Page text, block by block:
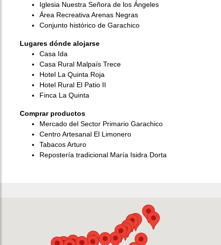
Iglesia Nuestra Señora de los Ángeles
Área Recreativa Arenas Negras
Conjunto histórico de Garachico
Lugares dónde alojarse
Casa Ida
Casa Rural Malpaís Trece
Hotel La Quinta Roja
Hotel Rural El Patio II
Finca La Quinta
Comprar productos
Mercado del Sector Primario Garachico
Centro Artesanal El Limonero
Tabacos Arturo
Repostería tradicional María Isidra Dorta